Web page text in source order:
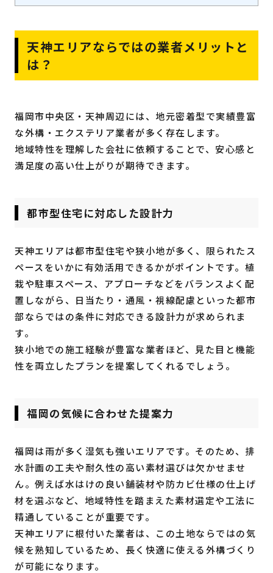
天神エリアならではの業者メリットと
は？
福岡市中央区・天神周辺には、地元密着型で実績豊富
な外構・エクステリア業者が多く存在します。
地域特性を理解した会社に依頼することで、安心感と
満足度の高い仕上がりが期待できます。
都市型住宅に対応した設計力
天神エリアは都市型住宅や狭小地が多く、限られたス
ペースをいかに有効活用できるかがポイントです。植
栽や駐車スペース、アプローチなどをバランスよく配
置しながら、日当たり・通風・視線配慮といった都市
部ならではの条件に対応できる設計力が求められま
す。
狭小地での施工経験が豊富な業者ほど、見た目と機能
性を両立したプランを提案してくれるでしょう。
福岡の気候に合わせた提案力
福岡は雨が多く湿気も強いエリアです。そのため、排
水計画の工夫や耐久性の高い素材選びは欠かせませ
ん。例えば水はけの良い舗装材や防カビ仕様の仕上げ
材を選ぶなど、地域特性を踏まえた素材選定や工法に
精通していることが重要です。
天神エリアに根付いた業者は、この土地ならではの気
候を熟知しているため、長く快適に使える外構づくり
が可能になります。